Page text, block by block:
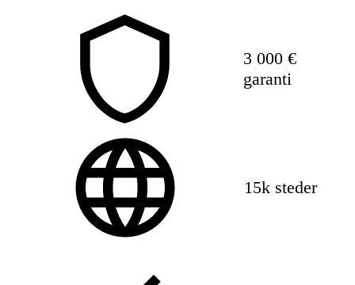
3 000 €
garanti
15k steder